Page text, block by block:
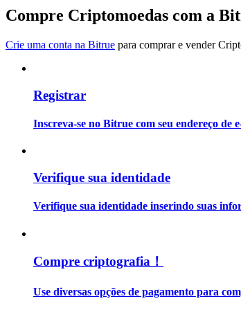
Torne-se um Trader de Cópias
Informação
Análise de big data, incluindo informações
Compre Criptomoedas com a
Crie uma conta na Bitrue para comprar e vender
Registrar
Inscreva-se no Bitrue com seu endereço de
Verifique sua identidade
Verifique sua identidade inserindo suas
Compre criptografia！
Use diversas opções de pagamento para